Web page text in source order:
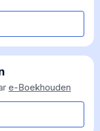
e-Boekhouden